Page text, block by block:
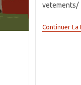
vetements/
Continuer La